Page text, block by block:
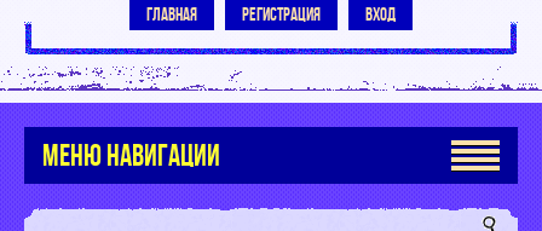
ГЛАВНАЯ РЕГИСТРАЦИЯ ВХОД
МЕНЮ НАВИГАЦИИ